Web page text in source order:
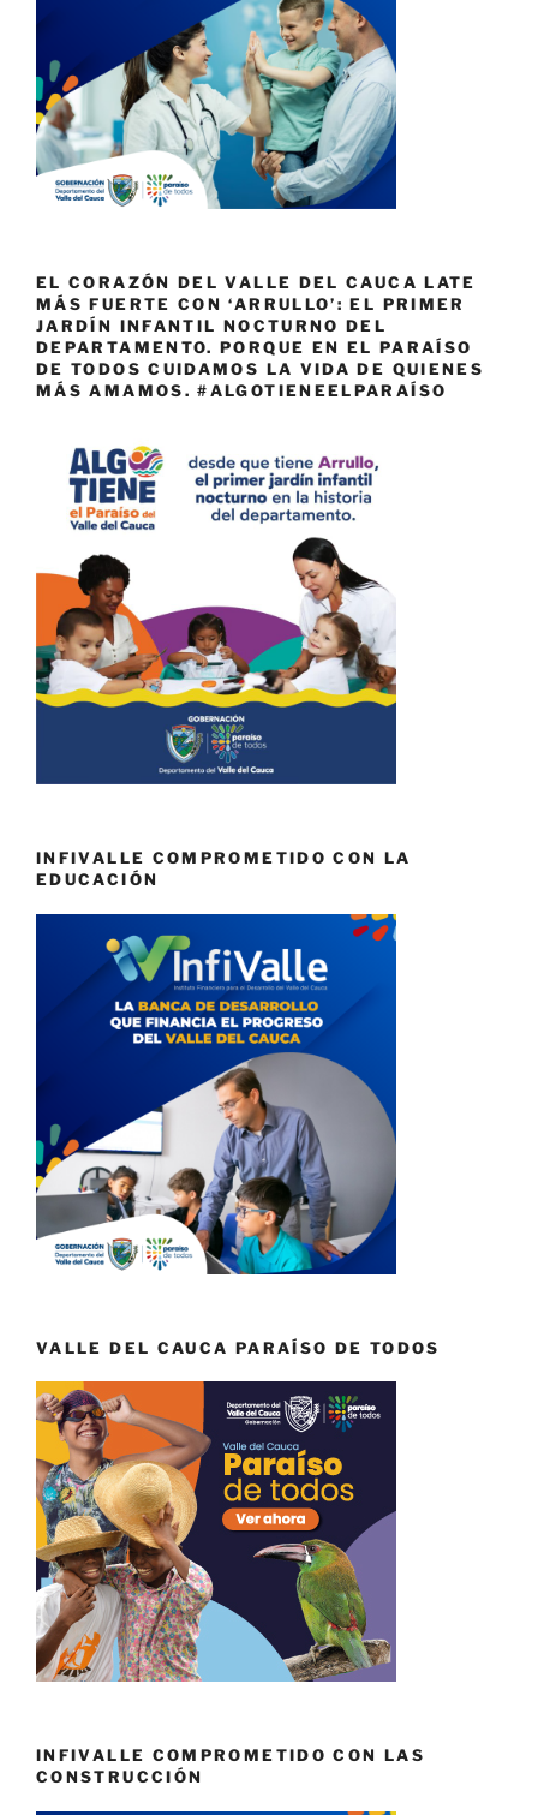
EL CORAZÓN DEL VALLE DEL CAUCA LATE
MÁS FUERTE CON ‘ARRULLO’: EL PRIMER
JARDÍN INFANTIL NOCTURNO DEL
DEPARTAMENTO. PORQUE EN EL PARAÍSO
DE TODOS CUIDAMOS LA VIDA DE QUIENES
MÁS AMAMOS. #ALGOTIENEELPARAÍSO
INFIVALLE COMPROMETIDO CON LA
EDUCACIÓN
VALLE DEL CAUCA PARAÍSO DE TODOS
INFIVALLE COMPROMETIDO CON LAS
CONSTRUCCIÓN